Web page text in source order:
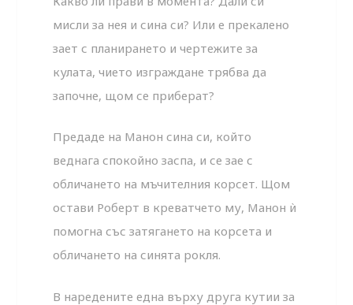
мисли за нея и сина си? Или е прекалено
зает с планирането и чертежите за
кулата, чието изграждане трябва да
започне, щом се приберат?
Предаде на Манон сина си, който
веднага спокойно заспа, и се зае с
обличането на мъчителния корсет. Щом
остави Роберт в креватчето му, Манон ѝ
помогна със затягането на корсета и
обличането на синята рокля.
В наредените една върху друга кутии за